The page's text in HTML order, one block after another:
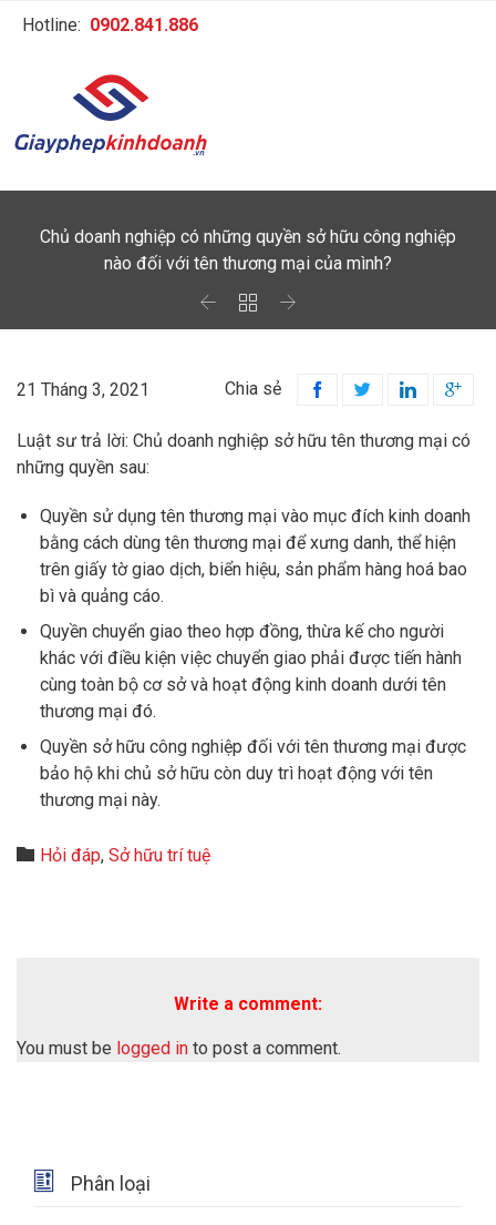
Hotline: 0902.841.886
Chủ doanh nghiệp có những quyền sở hữu công nghiệp
nào đối với tên thương mại của mình?
  
21 Tháng 3, 2021 Chia sẻ    
Luật sư trả lời: Chủ doanh nghiệp sở hữu tên thương mại có
những quyền sau:
Quyền sử dụng tên thương mại vào mục đích kinh doanh
bằng cách dùng tên thương mại để xưng danh, thể hiện
trên giấy tờ giao dịch, biển hiệu, sản phẩm hàng hoá bao
bì và quảng cáo.
Quyền chuyển giao theo hợp đồng, thừa kế cho người
khác với điều kiện việc chuyển giao phải được tiến hành
cùng toàn bộ cơ sở và hoạt động kinh doanh dưới tên
thương mại đó.
Quyền sở hữu công nghiệp đối với tên thương mại được
bảo hộ khi chủ sở hữu còn duy trì hoạt động với tên
thương mại này.
 Category
Hỏi đáp, Sở hữu trí tuệ
Write a comment:
You must be logged in to post a comment.
 Phân loại